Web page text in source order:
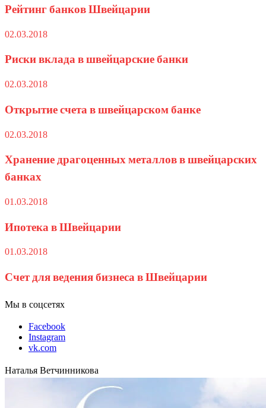
Рейтинг банков Швейцарии
02.03.2018
Риски вклада в швейцарские банки
02.03.2018
Открытие счета в швейцарском банке
02.03.2018
Хранение драгоценных металлов в швейцарских
банках
01.03.2018
Ипотека в Швейцарии
01.03.2018
Счет для ведения бизнеса в Швейцарии
Мы в соцсетях
Facebook
Instagram
vk.com
Наталья Ветчинникова